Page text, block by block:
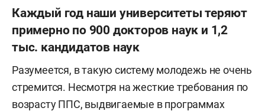
Каждый год наши университеты теряют
примерно по 900 докторов наук и 1,2
тыс. кандидатов наук
Разумеется, в такую систему молодежь не очень
стремится. Несмотря на жесткие требования по
возрасту ППС, выдвигаемые в программах